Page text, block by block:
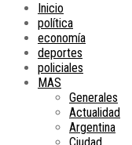
Inicio
política
economía
deportes
policiales
MAS
Generales
Actualidad
Argentina